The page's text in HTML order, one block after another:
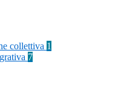
collettiva 1
7